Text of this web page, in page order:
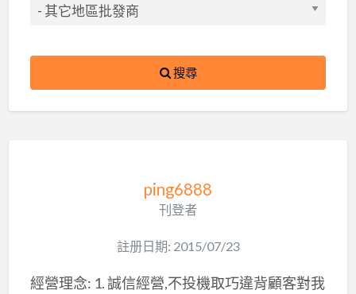
搜尋
ping6888
刊登者
註册日期: 2015/07/23
經營理念: 1. 誠信經營,不投機取巧違背顧客對我